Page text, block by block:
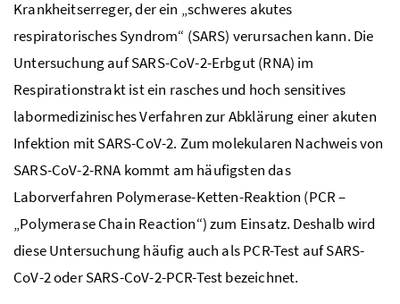
Krankheitserreger, der ein „schweres akutes
respiratorisches Syndrom“ (SARS) verursachen kann. Die
Untersuchung auf SARS-CoV-2-Erbgut (RNA) im
Respirationstrakt ist ein rasches und hoch sensitives
labormedizinisches Verfahren zur Abklärung einer akuten
Infektion mit SARS-CoV-2. Zum molekularen Nachweis von
SARS-CoV-2-RNA kommt am häufigsten das
Laborverfahren Polymerase-Ketten-Reaktion (PCR –
„Polymerase Chain Reaction“) zum Einsatz. Deshalb wird
diese Untersuchung häufig auch als PCR-Test auf SARS-
CoV-2 oder SARS-CoV-2-PCR-Test bezeichnet.